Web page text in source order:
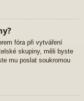
fóra při vytváření
skupiny, měli byste
mu poslat soukromou